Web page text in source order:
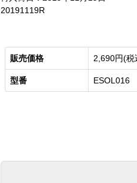
20191119R
販売価格 2,690円(税
型番 ESOL016